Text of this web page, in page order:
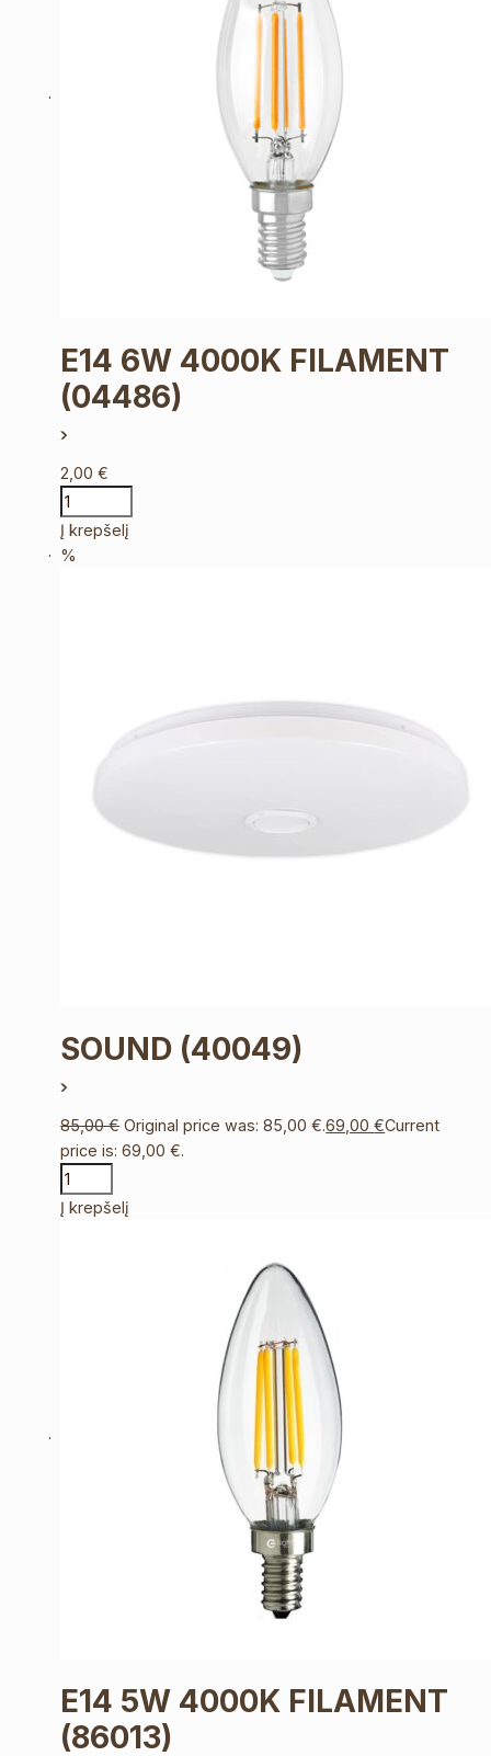
E14 6W 4000K FILAMENT
(04486)
2,00€
Į krepšelį
%
SOUND (40049)
85,00€ Original price was: 85,00 €.69,00€Current
price is: 69,00 €.
Į krepšelį
E14 5W 4000K FILAMENT
(86013)